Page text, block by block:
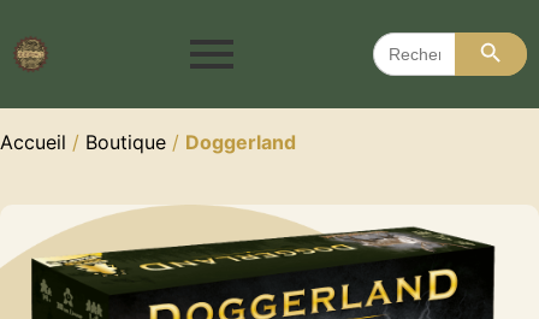
Search
for:
Search
Accueil / Boutique / Doggerland